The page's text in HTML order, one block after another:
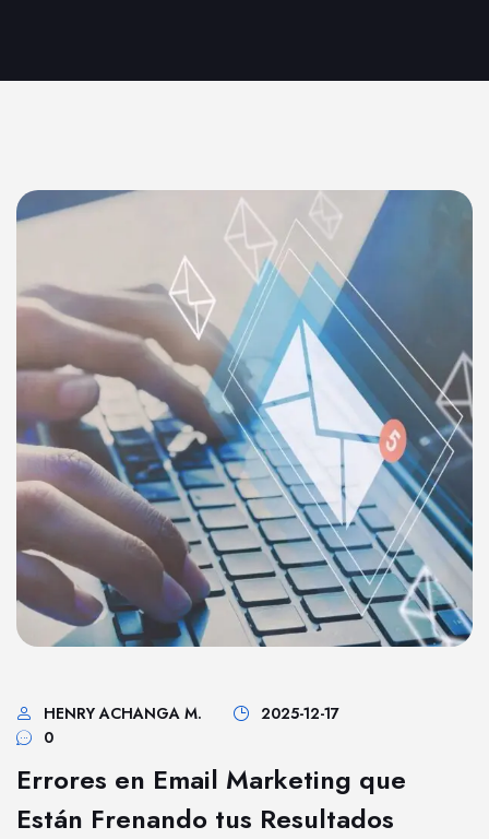
HENRY ACHANGA M.
2025-12-17
0
Errores en Email Marketing que
Están Frenando tus Resultados